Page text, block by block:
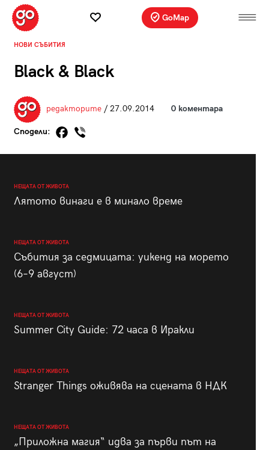
GoMap
НОВИ СЪБИТИЯ
Black & Black
редакторите/ 27.09.2014 0 коментара
Сподели:
НЕЩАТА ОТ ЖИВОТА
Лятото винаги е в минало време
НЕЩАТА ОТ ЖИВОТА
Събития за седмицата: уикенд на морето
(6–9 август)
НЕЩАТА ОТ ЖИВОТА
Summer City Guide: 72 часа в Иракли
НЕЩАТА ОТ ЖИВОТА
Stranger Things оживява на сцената в НДК
НЕЩАТА ОТ ЖИВОТА
„Приложна магия“ идва за първи път на